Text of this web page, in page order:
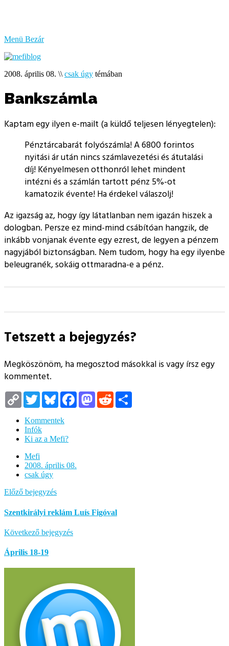
Menü Bezár
2008. április 08. \\ csak úgy témában
Bankszámla
Kaptam egy ilyen e-mailt (a küldő teljesen lényegtelen):
Pénztárcabarát folyószámla! A 6800 forintos
nyitási ár után nincs számlavezetési és átutalási
díj! Kényelmesen otthonról lehet mindent
intézni és a számlán tartott pénz 5%-ot
kamatozik évente! Ha érdekel válaszolj!
Az igazság az, hogy így látatlanban nem igazán hiszek a
dologban. Persze ez mind-mind csábítóan hangzik, de
inkább vonjanak évente egy ezrest, de legyen a pénzem
nagyjából biztonságban. Nem tudom, hogy ha egy ilyenbe
beleugranék, sokáig ottmaradna-e a pénz.
Tetszett a bejegyzés?
Megköszönöm, ha megosztod másokkal is vagy írsz egy
kommentet.
Copy
Link
TwitterBlueskyFacebookMastodon
Reddit
Kommentek
Infók
Ki az a Mefi?
Mefi
2008. április 08.
csak úgy
Előző bejegyzés
Szentkirályi reklám Luís Figóval
Következő bejegyzés
Április 18-19